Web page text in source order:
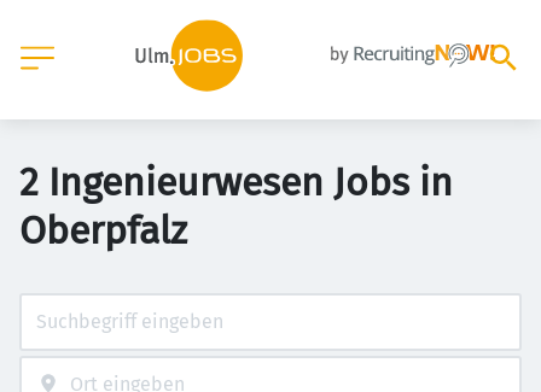
2 Ingenieurwesen Jobs in
Oberpfalz